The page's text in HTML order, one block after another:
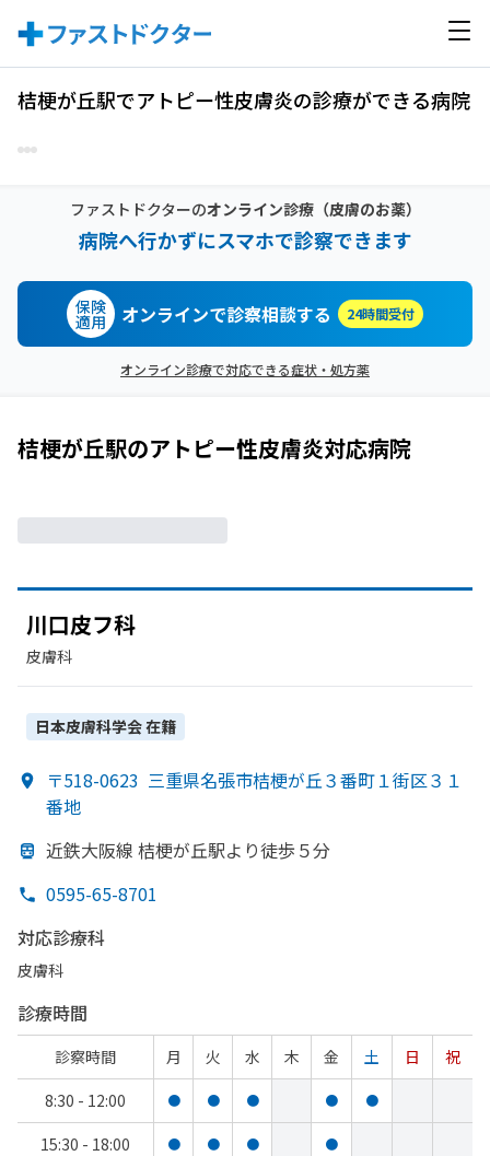
桔梗が丘駅でアトピー性皮膚炎の診療ができる病院
ファストドクターのオンライン診療（皮膚のお薬）
病院へ行かずにスマホで診察できます
保険
適用 オンラインで診察相談する 24時間受付
オンライン診療で対応できる症状・処方薬
桔梗が丘駅のアトピー性皮膚炎対応病院
川口皮フ科
皮膚科
日本皮膚科学会在籍
〒518-0623 三重県名張市桔梗が丘３番町１街区３１
番地
近鉄大阪線 桔梗が丘駅より徒歩５分
0595-65-8701
対応診療科
皮膚科
診療時間
診察時間 月 火 水 木 金 土 日
祝
8:30 - 12:00
● ● ● ● ●
15:30 - 18:00 ● ● ● ●